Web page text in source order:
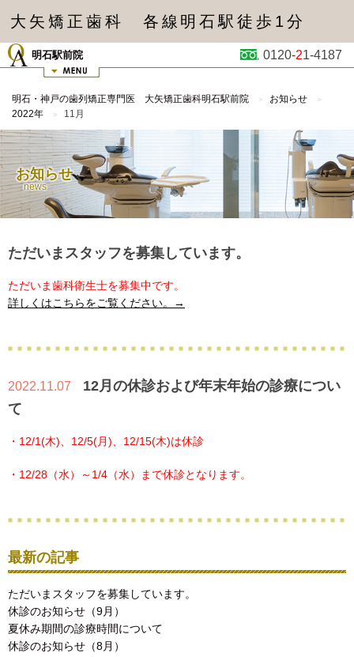
大矢矯正歯科 各線明石駅徒歩1分
明石駅前院 0120-21-4187
明石・神戸の歯列矯正専門医 大矢矯正歯科明石駅前院
お知らせ
2022年
11月
お知らせ
news
ただいまスタッフを募集しています。
ただいま歯科衛生士を募集中です。
詳しくはこちらをご覧ください。→
2022.11.07
12月の休診および年末年始の診療につい
て
・12/1(木)、12/5(月)、12/15(木)は休診
・12/28（水）～1/4（水）まで休診となります。
最新の記事
ただいまスタッフを募集しています。
休診のお知らせ（9月）
夏休み期間の診療時間について
休診のお知らせ（8月）